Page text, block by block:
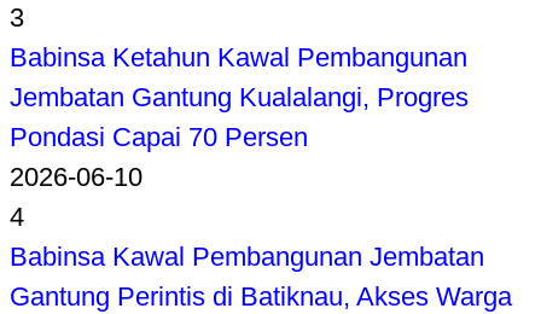
3
Babinsa Ketahun Kawal Pembangunan
Jembatan Gantung Kualalangi, Progres
Pondasi Capai 70 Persen
2026-06-10
4
Babinsa Kawal Pembangunan Jembatan
Gantung Perintis di Batiknau, Akses Warga